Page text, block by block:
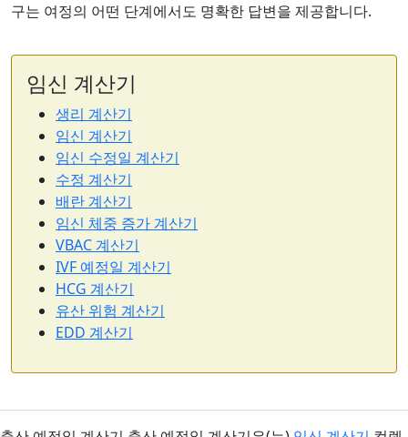
구는 여정의 어떤 단계에서도 명확한 답변을 제공합니다.
임신 계산기
생리 계산기
임신 계산기
임신 수정일 계산기
수정 계산기
배란 계산기
임신 체중 증가 계산기
VBAC 계산기
IVF 예정일 계산기
HCG 계산기
유산 위험 계산기
EDD 계산기